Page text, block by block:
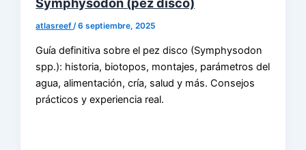
atlasreef/6 septiembre, 2025
Guía definitiva sobre el pez disco (Symphysodon
spp.): historia, biotopos, montajes, parámetros del
agua, alimentación, cría, salud y más. Consejos
prácticos y experiencia real.